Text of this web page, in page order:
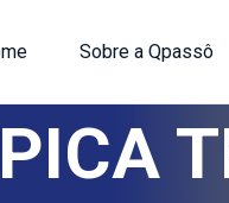
Sobre a Qpassô